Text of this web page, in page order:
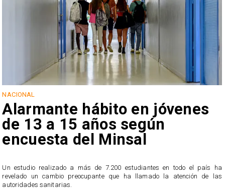
NACIONAL
Alarmante hábito en jóvenes
de 13 a 15 años según
encuesta del Minsal
Un estudio realizado a más de 7.200 estudiantes en todo el país ha
revelado un cambio preocupante que ha llamado la atención de las
autoridades sanitarias.